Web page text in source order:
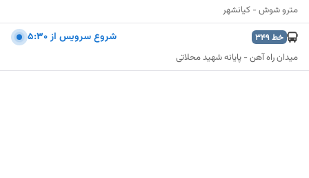
مترو شوش - کیانشهر
خط349 شروع سرويس از 5:30
میدان راه آهن - پایانه شهید محلاتی